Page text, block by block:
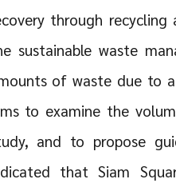
through
sustainable waste
of waste due to
to examine the
and to propose
that Siam